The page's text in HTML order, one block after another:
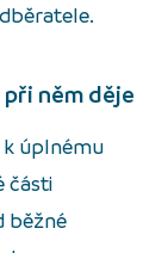
něm děje
k úplnému
části
běžné